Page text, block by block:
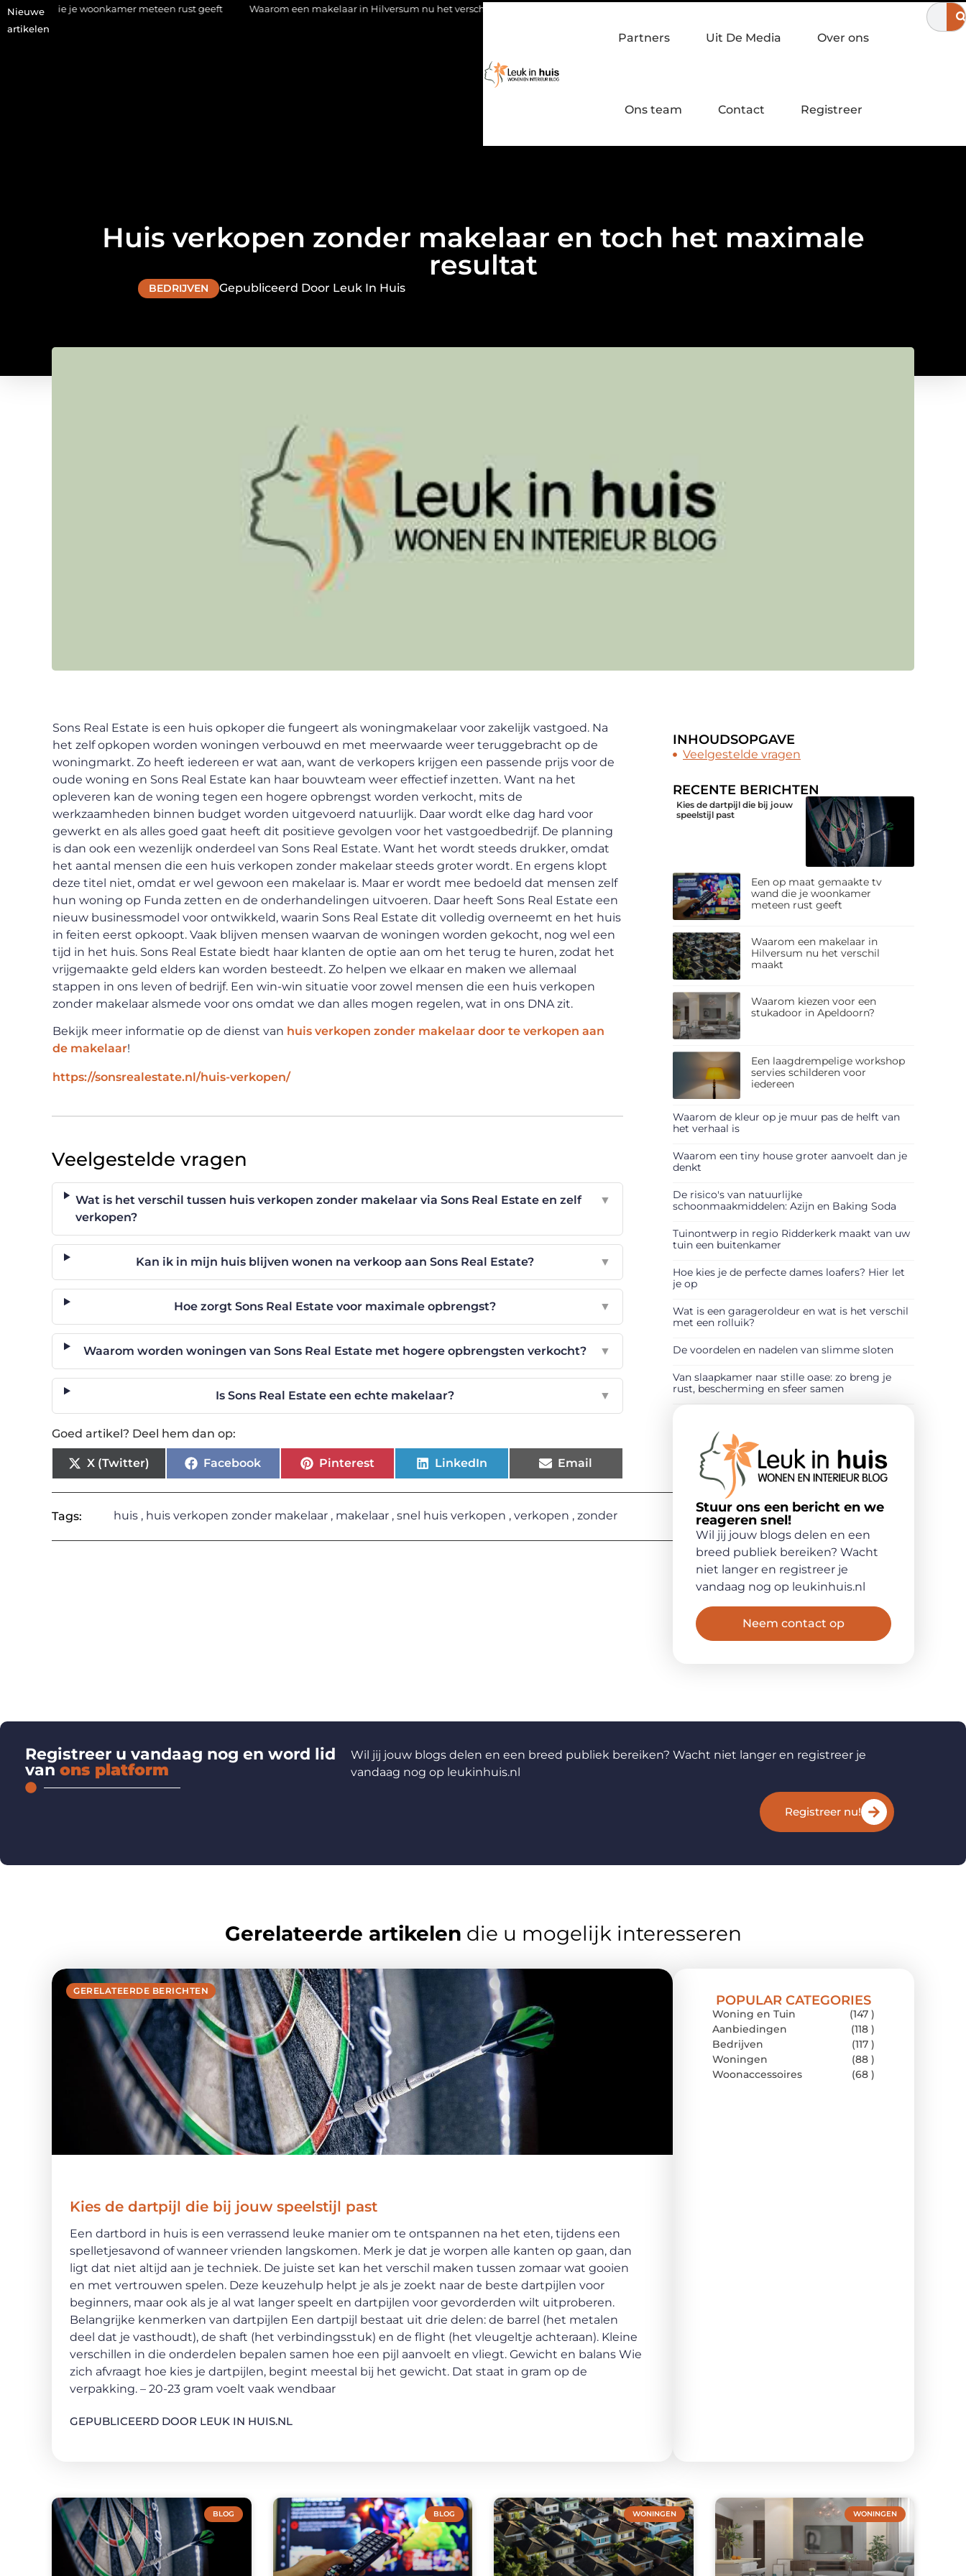
Nieuwe
artikelen
woonkamer meteen rust geeft Waarom een makelaar in Hilversum nu het verschil maakt Een laagdrempelige workshop servies
Partners Uit De Media Over ons
Ons team Contact Registreer
Huis verkopen zonder makelaar en toch het maximale
resultat
BEDRIJVEN Gepubliceerd Door Leuk In Huis
Sons Real Estate is een huis opkoper die fungeert als woningmakelaar voor zakelijk vastgoed. Na
het zelf opkopen worden woningen verbouwd en met meerwaarde weer teruggebracht op de
woningmarkt. Zo heeft iedereen er wat aan, want de verkopers krijgen een passende prijs voor de
oude woning en Sons Real Estate kan haar bouwteam weer effectief inzetten. Want na het
opleveren kan de woning tegen een hogere opbrengst worden verkocht, mits de
werkzaamheden binnen budget worden uitgevoerd natuurlijk. Daar wordt elke dag hard voor
gewerkt en als alles goed gaat heeft dit positieve gevolgen voor het vastgoedbedrijf. De planning
is dan ook een wezenlijk onderdeel van Sons Real Estate. Want het wordt steeds drukker, omdat
het aantal mensen die een huis verkopen zonder makelaar steeds groter wordt. En ergens klopt
deze titel niet, omdat er wel gewoon een makelaar is. Maar er wordt mee bedoeld dat mensen zelf
hun woning op Funda zetten en de onderhandelingen uitvoeren. Daar heeft Sons Real Estate een
nieuw businessmodel voor ontwikkeld, waarin Sons Real Estate dit volledig overneemt en het huis
in feiten eerst opkoopt. Vaak blijven mensen waarvan de woningen worden gekocht, nog wel een
tijd in het huis. Sons Real Estate biedt haar klanten de optie aan om het terug te huren, zodat het
vrijgemaakte geld elders kan worden besteedt. Zo helpen we elkaar en maken we allemaal
stappen in ons leven of bedrijf. Een win-win situatie voor zowel mensen die een huis verkopen
zonder makelaar alsmede voor ons omdat we dan alles mogen regelen, wat in ons DNA zit.
Bekijk meer informatie op de dienst van huis verkopen zonder makelaar door te verkopen aan
de makelaar!
https://sonsrealestate.nl/huis-verkopen/
Veelgestelde vragen
Wat is het verschil tussen huis verkopen zonder makelaar via Sons Real Estate en zelf
verkopen?
▼
Kan ik in mijn huis blijven wonen na verkoop aan Sons Real Estate? ▼
Hoe zorgt Sons Real Estate voor maximale opbrengst? ▼
Waarom worden woningen van Sons Real Estate met hogere opbrengsten verkocht? ▼
Is Sons Real Estate een echte makelaar? ▼
Goed artikel? Deel hem dan op:
X (Twitter) Facebook Pinterest LinkedIn Email
Tags: huis , huis verkopen zonder makelaar , makelaar ,snel huis verkopen ,verkopen ,zonder
INHOUDSOPGAVE
Veelgestelde vragen
RECENTE BERICHTEN
Kies de dartpijl die bij jouw
speelstijl past
Een op maat gemaakte tv
wand die je woonkamer
meteen rust geeft
Waarom een makelaar in
Hilversum nu het verschil
maakt
Waarom kiezen voor een
stukadoor in Apeldoorn?
Een laagdrempelige workshop
servies schilderen voor
iedereen
Waarom de kleur op je muur pas de helft van
het verhaal is
Waarom een tiny house groter aanvoelt dan je
denkt
De risico's van natuurlijke
schoonmaakmiddelen: Azijn en Baking Soda
Tuinontwerp in regio Ridderkerk maakt van uw
tuin een buitenkamer
Hoe kies je de perfecte dames loafers? Hier let
je op
Wat is een garageroldeur en wat is het verschil
met een rolluik?
De voordelen en nadelen van slimme sloten
Van slaapkamer naar stille oase: zo breng je
rust, bescherming en sfeer samen
Stuur ons een bericht en we
reageren snel!
Wil jij jouw blogs delen en een
breed publiek bereiken? Wacht
niet langer en registreer je
vandaag nog op leukinhuis.nl
Neem contact op
Registreer u vandaag nog en word lid
van ons platform
Wil jij jouw blogs delen en een breed publiek bereiken? Wacht niet langer en registreer je
vandaag nog op leukinhuis.nl
Registreer nu!
Gerelateerde artikelen die u mogelijk interesseren
GERELATEERDE BERICHTEN
Kies de dartpijl die bij jouw speelstijl past
Een dartbord in huis is een verrassend leuke manier om te ontspannen na het eten, tijdens een
spelletjesavond of wanneer vrienden langskomen. Merk je dat je worpen alle kanten op gaan, dan
ligt dat niet altijd aan je techniek. De juiste set kan het verschil maken tussen zomaar wat gooien
en met vertrouwen spelen. Deze keuzehulp helpt je als je zoekt naar de beste dartpijlen voor
beginners, maar ook als je al wat langer speelt en dartpijlen voor gevorderden wilt uitproberen.
Belangrijke kenmerken van dartpijlen Een dartpijl bestaat uit drie delen: de barrel (het metalen
deel dat je vasthoudt), de shaft (het verbindingsstuk) en de flight (het vleugeltje achteraan). Kleine
verschillen in die onderdelen bepalen samen hoe een pijl aanvoelt en vliegt. Gewicht en balans Wie
zich afvraagt hoe kies je dartpijlen, begint meestal bij het gewicht. Dat staat in gram op de
verpakking. – 20-23 gram voelt vaak wendbaar
GEPUBLICEERD DOOR LEUK IN HUIS.NL
POPULAR CATEGORIES
Woning en Tuin
(147 )
Aanbiedingen
(118 )
Bedrijven
(117 )
Woningen
(88 )
Woonaccessoires
(68 )
BLOG BLOG WONINGEN WONINGEN